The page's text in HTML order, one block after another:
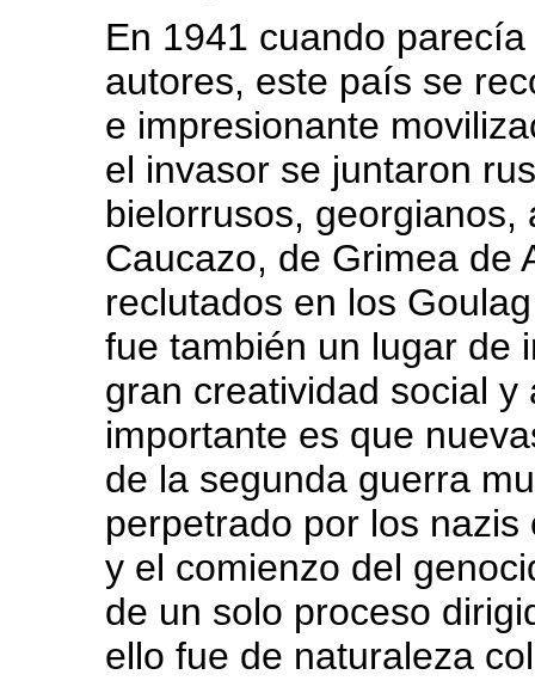
En 1941 cuando
autores, este país se
e impresionante
el invasor se juntaron
bielorrusos,
Caucazo, de Grimea de
reclutados en los
fue también un lugar de
gran creatividad social
importante es que
de la segunda guerra
perpetrado por los
y el comienzo del
de un solo proceso
ello fue de naturaleza